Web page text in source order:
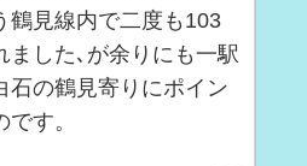
鶴見線内で二度も103
ました､が余りにも一駅
石の鶴見寄りにポイン
です。